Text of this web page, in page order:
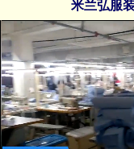
米兰弘服